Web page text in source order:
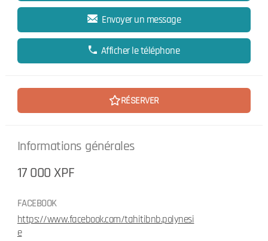
Envoyer un message
Afficher le téléphone
RÉSERVER
Informations générales
17 000 XPF
FACEBOOK
https://www.facebook.com/tahitibnb.polynesi
e